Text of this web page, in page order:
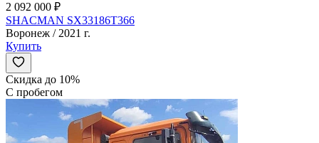
2 092 000 ₽
SHACMAN SX33186T366
Воронеж / 2021 г.
Купить
Скидка до 10%
С пробегом